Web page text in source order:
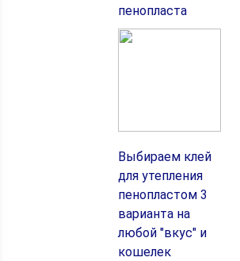
пенопласта
Выбираем клей
для утепления
пенопластом 3
варианта на
любой "вкус" и
кошелек